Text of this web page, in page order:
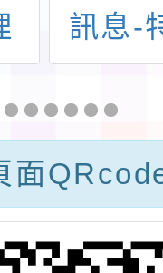
訊息-
情緒
溝通
通班
面